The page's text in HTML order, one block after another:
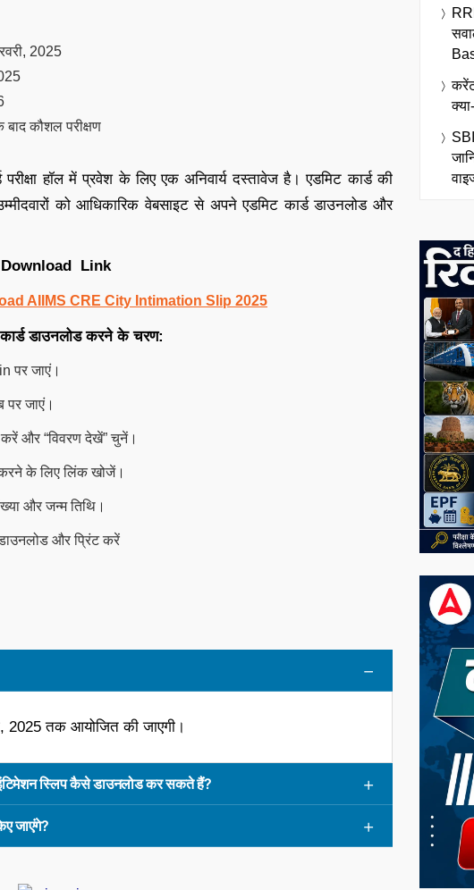
2025
कौशल परीक्षण
परीक्षा हॉल में प्रवेश के लिए एक अनिवार्य दस्तावेज है। एडमिट कार्ड की
को आधिकारिक वेबसाइट से अपने एडमिट कार्ड डाउनलोड और
Download Link
AIIMS CRE City Intimation Slip 2025
डाउनलोड करने के चरण:
पर जाएं।
पर जाएं।
और “विवरण देखें” चुनें।
करने के लिए लिंक खोजें।
और जन्म तिथि।
और प्रिंट करें
2025 तक आयोजित की जाएगी।
इंटिमेशन स्लिप कैसे डाउनलोड कर सकते हैं?
जाएंगे?